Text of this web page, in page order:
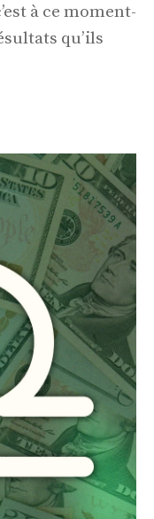
à ce moment-
qu’ils